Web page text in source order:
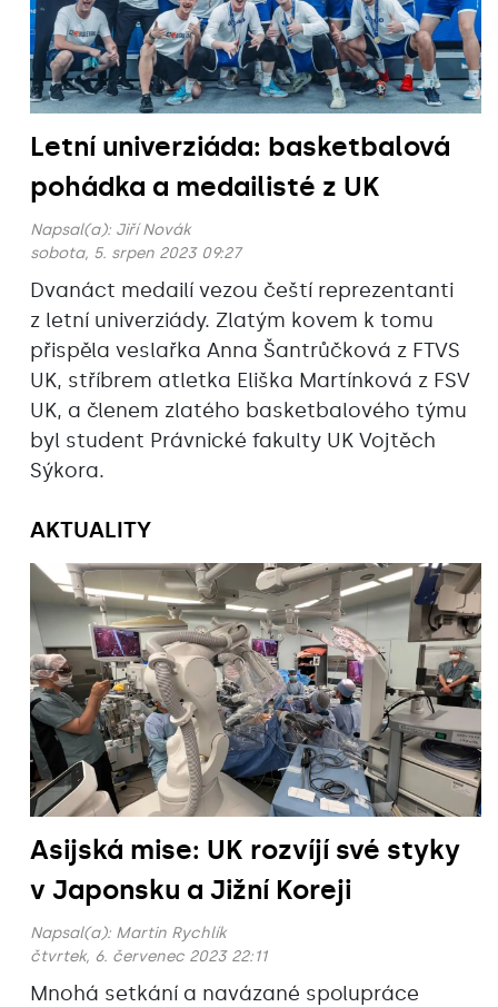
Letní univerziáda: basketbalová
pohádka a medailisté z UK
Napsal(a): Jiří Novák
sobota, 5. srpen 2023 09:27
Dvanáct medailí vezou čeští reprezentanti
z letní univerziády. Zlatým kovem k tomu
přispěla veslařka Anna Šantrůčková z FTVS
UK, stříbrem atletka Eliška Martínková z FSV
UK, a členem zlatého basketbalového týmu
byl student Právnické fakulty UK Vojtěch
Sýkora.
AKTUALITY
Asijská mise: UK rozvíjí své styky
v Japonsku a Jižní Koreji
Napsal(a): Martin Rychlík
čtvrtek, 6. červenec 2023 22:11
Mnohá setkání a navázané spolupráce